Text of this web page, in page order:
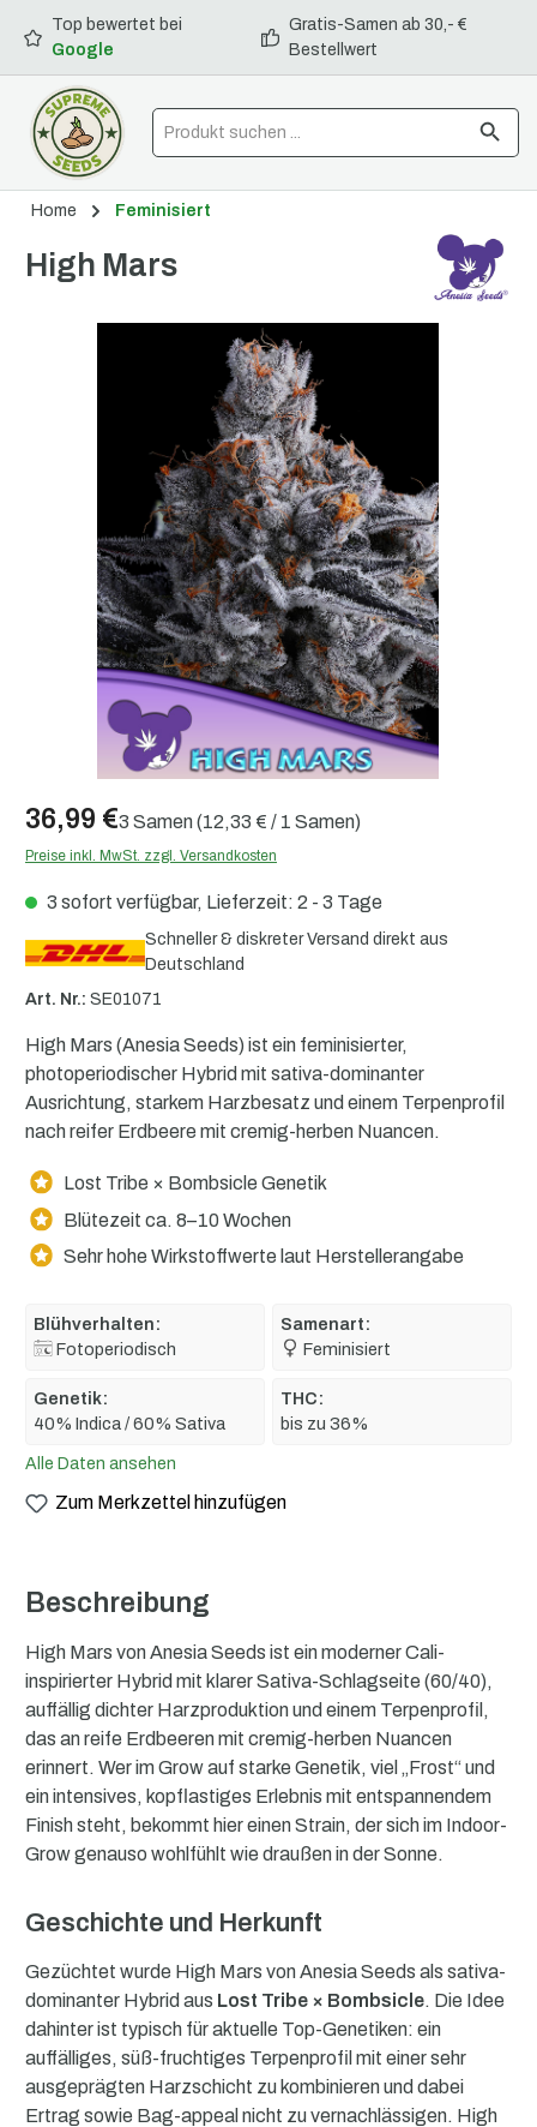
springen
Top bewertet bei
Google
Gratis-Samen ab 30,- €
Bestellwert
Home Feminisiert
High Mars
36,99 €3 Samen(12,33 € / 1 Samen)
Preise inkl. MwSt. zzgl. Versandkosten
3 sofort verfügbar, Lieferzeit: 2 - 3 Tage
Schneller & diskreter Versand direkt aus
Deutschland
Art. Nr.: SE01071
High Mars (Anesia Seeds) ist ein feminisierter,
photoperiodischer Hybrid mit sativa-dominanter
Ausrichtung, starkem Harzbesatz und einem Terpenprofil
nach reifer Erdbeere mit cremig-herben Nuancen.
Lost Tribe × Bombsicle Genetik
Blütezeit ca. 8–10 Wochen
Sehr hohe Wirkstoffwerte laut Herstellerangabe
Blühverhalten:
Fotoperiodisch
Samenart:
Feminisiert
Genetik:
40% Indica / 60% Sativa
THC:
bis zu 36%
Alle Daten ansehen
Zum Merkzettel hinzufügen
Bildergalerie überspringen
Beschreibung
High Mars von Anesia Seeds ist ein moderner Cali-
inspirierter Hybrid mit klarer Sativa-Schlagseite (60/40),
auffällig dichter Harzproduktion und einem Terpenprofil,
das an reife Erdbeeren mit cremig-herben Nuancen
erinnert. Wer im Grow auf starke Genetik, viel „Frost“ und
ein intensives, kopflastiges Erlebnis mit entspannendem
Finish steht, bekommt hier einen Strain, der sich im Indoor-
Grow genauso wohlfühlt wie draußen in der Sonne.
Geschichte und Herkunft
Gezüchtet wurde High Mars von Anesia Seeds als sativa-
dominanter Hybrid aus Lost Tribe × Bombsicle. Die Idee
dahinter ist typisch für aktuelle Top-Genetiken: ein
auffälliges, süß-fruchtiges Terpenprofil mit einer sehr
ausgeprägten Harzschicht zu kombinieren und dabei
Ertrag sowie Bag-appeal nicht zu vernachlässigen. High